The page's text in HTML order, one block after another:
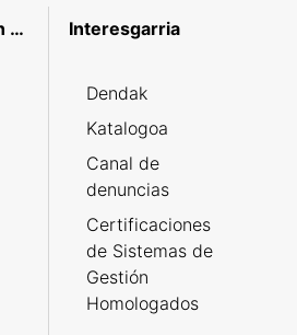
Kontratatzailearen profila Interesgarria
Dendak
Katalogoa
Canal de
denuncias
Certificaciones
de Sistemas de
Gestión
Homologados